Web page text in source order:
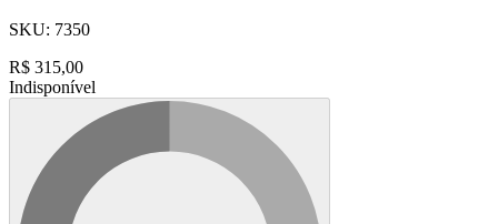
SKU: 7350
R$ 315,00
Indisponível